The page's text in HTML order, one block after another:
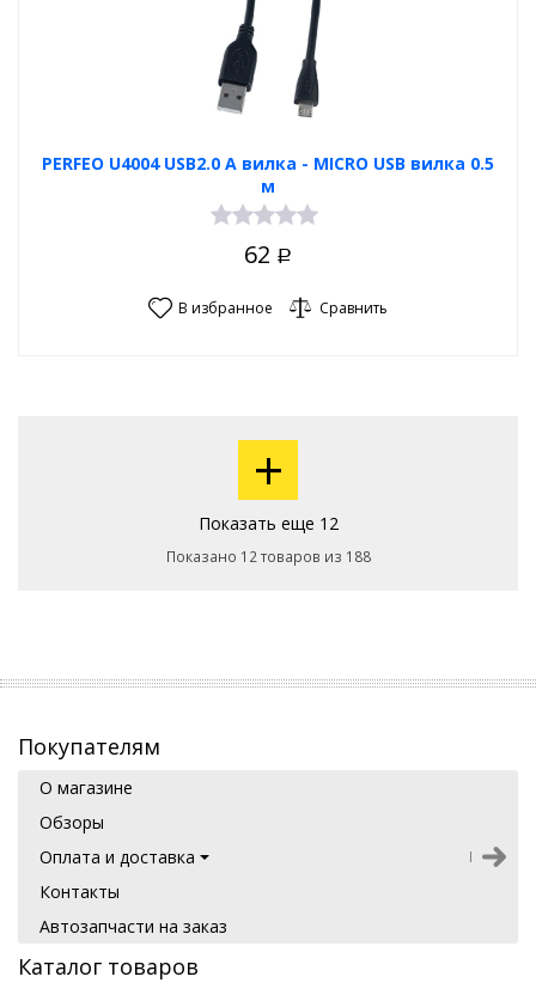
PERFEO U4004 USB2.0 A вилка - MICRO USB вилка 0.5
м
62 Р
В избранное Сравнить
+
Показать еще 12
Показано 12 товаров из 188
Покупателям
О магазине
Обзоры
Оплата и доставка
Контакты
Автозапчасти на заказ
Каталог товаров